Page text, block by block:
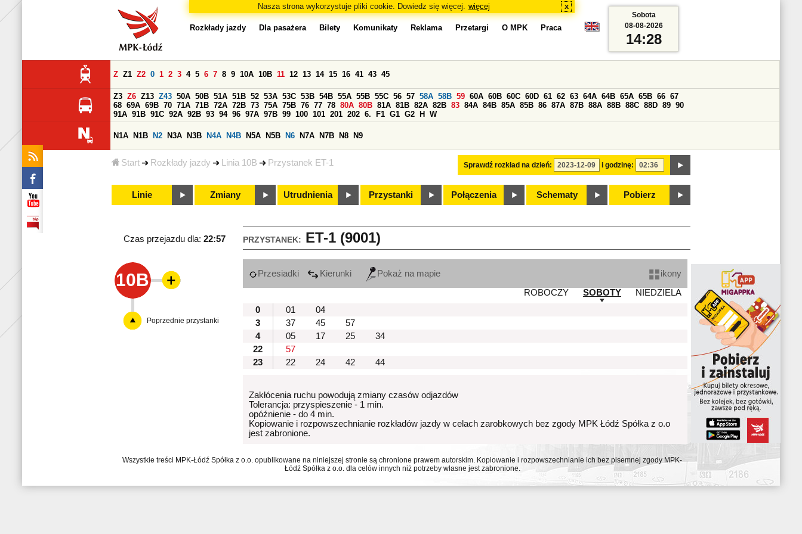
Nasza strona wykorzystuje pliki cookie. Dowiedz się więcej. więcej x
Start Rozkłady jazdy Linia 10B Przystanek ET-1
Rozkłady jazdy Dla pasażera Bilety Komunikaty Reklama Przetargi O MPK Praca
Sprawdź rozkład na dzień: i godzinę:
Z Z1 Z2 0 1 2 3 4 5 6 7 8 9 10A 10B 11 12 13 14 15 16 41 43 45
Z3 Z6 Z13 Z43 50A 50B 51A 51B 52 53A 53C 53B 54B 55A 55B 55C 56 57 58A 58B 59 60A 60B 60C 60D 61 62 63 64A 64B 65A 65B 66 67
68 69A 69B 70 71A 71B 72A 72B 73 75A 75B 76 77 78 80A 80B 81A 81B 82A 82B 83 84A 84B 85A 85B 86 87A 87B 88A 88B 88C 88D 89 90
91A 91B 91C 92A 92B 93 94 96 97A 97B 99 100 101 201 202 6. F1 G1 G2 H W
N1A N1B N2 N3A N3B N4A N4B N5A N5B N6 N7A N7B N8 N9
Linie Zmiany Utrudnienia Przystanki Połączenia Schematy Pobierz
Sobota
08-08-2026
14:28
PRZYSTANEK: ET-1 (9001)
Czas przejazdu dla: 22:57
10B Przesiadki Kierunki Pokaż na mapie
ikony
ROBOCZY
SOBOTY
NIEDZIELA
0
01
04
3
37 45
57
4
05 17 25
34
22
57
23
22 24 42 44
Zakłócenia ruchu powodują zmiany czasów odjazdów
Tolerancja: przyspieszenie - 1 min.
opóźnienie - do 4 min.
Kopiowanie i rozpowszechnianie rozkładów jazdy w celach zarobkowych bez zgody MPK Łódź Spółka z o.o
jest zabronione.
Poprzednie przystanki
Wszystkie treści MPK-Łódź Spółka z o.o. opublikowane na niniejszej stronie są chronione prawem autorskim. Kopiowanie i rozpowszechnianie ich bez pisemnej zgody MPK-
Łódź Spółka z o.o. dla celów innych niż potrzeby własne jest zabronione.